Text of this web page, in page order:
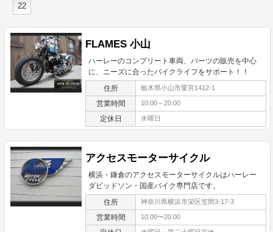
22
FLAMES 小山
ハーレーのコンプリート車両、パーツの販売を中心
に、ニーズに合ったバイクライフをサポート！！
住所 栃木県小山市粟宮1412-1
営業時間 10:00～20:00
定休日 水曜日
アクセスモーターサイクル
横浜・鎌倉のアクセスモーターサイクルはハーレー
ダビッドソン・国産バイク専門店です。
住所 神奈川県横浜市栄区笠間3-17-3
営業時間 10:00〜20:00